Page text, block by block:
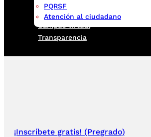
PQRSF
Atención al ciudadano
Campus virtual
Transparencia
¡Inscríbete gratis! (Pregrado)